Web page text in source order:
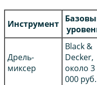
Инструмент
Дрель-
миксер
Black &
Decker,
около 3
000 руб.